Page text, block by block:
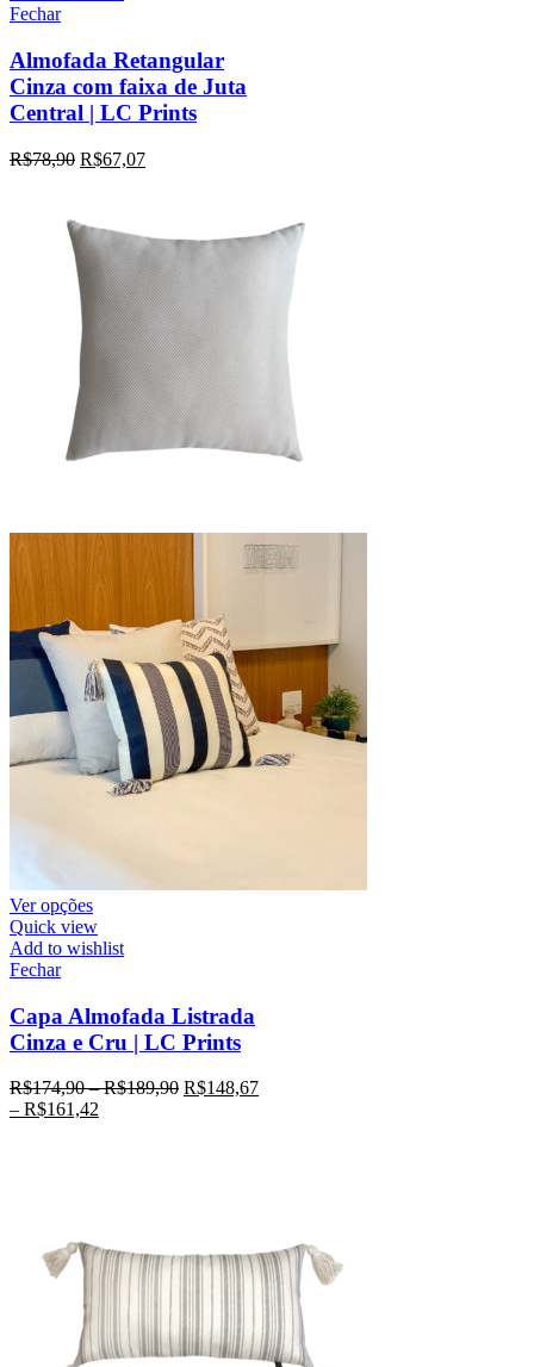
Fechar
Almofada Retangular
Cinza com faixa de Juta
Central | LC Prints
R$78,90 R$67,07
Ver opções
Quick view
Add to wishlist
Fechar
Capa Almofada Listrada
Cinza e Cru | LC Prints
R$174,90–R$189,90 R$148,67
– R$161,42